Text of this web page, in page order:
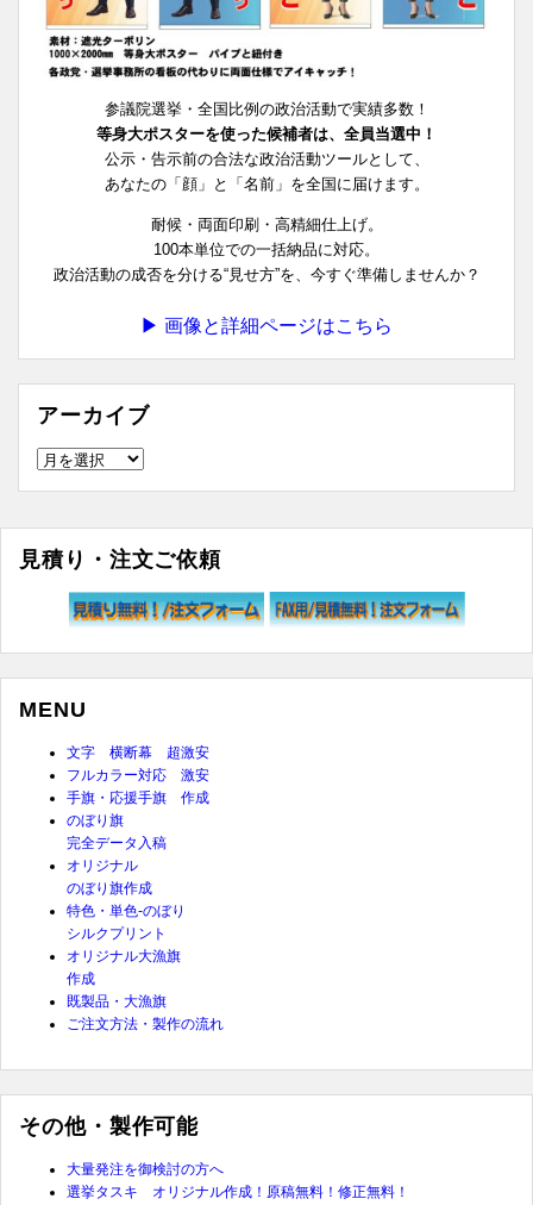
参議院選挙・全国比例の政治活動で実績多数！
等身大ポスターを使った候補者は、全員当選中！
公示・告示前の合法な政治活動ツールとして、
あなたの「顔」と「名前」を全国に届けます。
耐候・両面印刷・高精細仕上げ。
100本単位での一括納品に対応。
政治活動の成否を分ける“見せ方”を、今すぐ準備しませんか？
▶ 画像と詳細ページはこちら
アーカイブ
ア
ブ
見積り・注文ご依頼
MENU
文字 横断幕 超激安
フルカラー対応 激安
手旗・応援手旗 作成
のぼり旗
完全データ入稿
オリジナル
のぼり旗作成
特色・単色-のぼり
シルクプリント
オリジナル大漁旗
作成
既製品・大漁旗
ご注文方法・製作の流れ
その他・製作可能
大量発注を御検討の方へ
選挙タスキ オリジナル作成！原稿無料！修正無料！